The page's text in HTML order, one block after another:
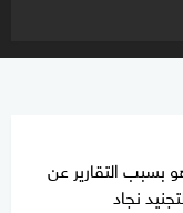
بسبب التقارير عن
نجاد